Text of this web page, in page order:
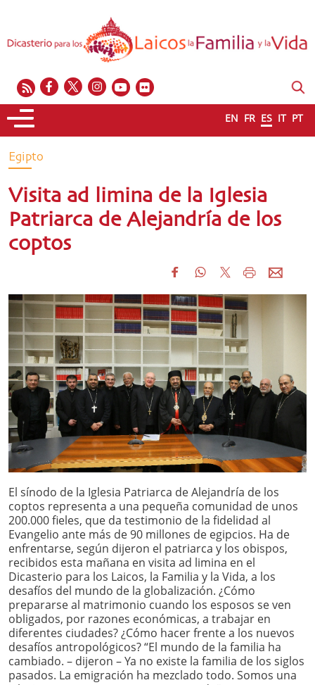
EN FR ES IT PT
Egipto
Visita ad limina de la Iglesia
Patriarca de Alejandría de los
coptos
El sínodo de la Iglesia Patriarca de Alejandría de los
coptos representa a una pequeña comunidad de unos
200.000 fieles, que da testimonio de la fidelidad al
Evangelio ante más de 90 millones de egipcios. Ha de
enfrentarse, según dijeron el patriarca y los obispos,
recibidos esta mañana en visita ad limina en el
Dicasterio para los Laicos, la Familia y la Vida, a los
desafíos del mundo de la globalización. ¿Cómo
prepararse al matrimonio cuando los esposos se ven
obligados, por razones económicas, a trabajar en
diferentes ciudades? ¿Cómo hacer frente a los nuevos
desafíos antropológicos? “El mundo de la familia ha
cambiado. – dijeron – Ya no existe la familia de los siglos
pasados. La emigración ha mezclado todo. Somos una